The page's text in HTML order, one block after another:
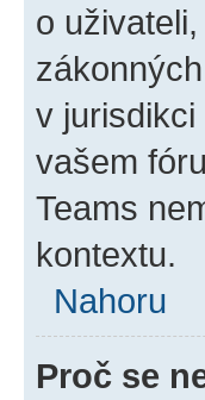
o
v jurisdikci
vašem
Teams
kontextu.
Nahoru
Proč se